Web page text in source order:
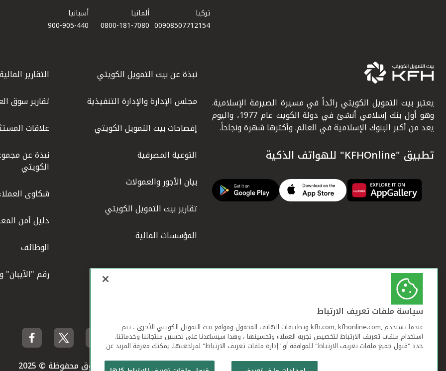
تركيا
00908507712154​
ألمانيا
0800-181-7080
أسبانيا
900-905-440
يعتبر بيت التمويل الكويتي رائداً في مسيرة الصيرفة الإسلامية.
وهو أول بنك إسلامي أنشئ في دولة الكويت عام 1977، واليوم
يعد من أكبر البنوك الإسلامية في العالم. وأكثرها شهرة ونجاحاً.
تطبيق "KFHOnline" للهواتف الذكية
نبذة عن بيت التمويل الكويتي
مجلس الإدارة والإدارة التنفيذية
إفصاحات بيت التمويل الكويتي
التوعية المصرفية
بيان الأجور والعمولات
تقارير بيت التمويل الكويتي
المؤسسات المالية
التقارير المالية
تقارير سوق
علاقات
نبذة عن
الكويتي
شكاوى
دليل أمن
الوظائف
رقم
بيت التمويل الكويتي جميع الحقوق محفوظة © 2025
سياسة ملفات تعريف الارتباط
عندما تستخدم ,kfh.com, kfhonline.com وتطبيقات الهاتف المحمول ومواقع بيت التمويل الكويتي الأخرى ، يتم
استخدام ملفات تعريف الارتباط لتخصيص تجربة العملاء وتحسينها ، وهذا سيساعدنا على تحسين منتجاتنا وخدماتنا.
حدد "قبول جميع ملفات تعريف الارتباط" للموافقة أو "إدارة ملفات تعريف الارتباط" لمراجعتها. يمكنك معرفة المزيد عن